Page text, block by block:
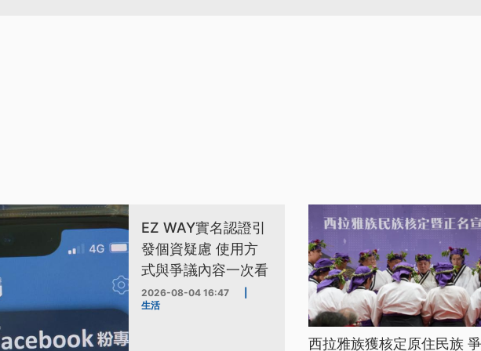
EZ WAY實名認證引
發個資疑慮 使用方
式與爭議內容一次看
2026-08-04 16:47
生活
西拉雅族獲核定原住民族